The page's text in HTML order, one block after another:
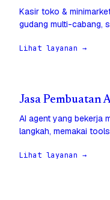
Kasir toko &
gudang multi-cabang,
Lihat layanan →
Jasa Pembuatan
AI agent yang bekerja
langkah, memakai
Lihat layanan →